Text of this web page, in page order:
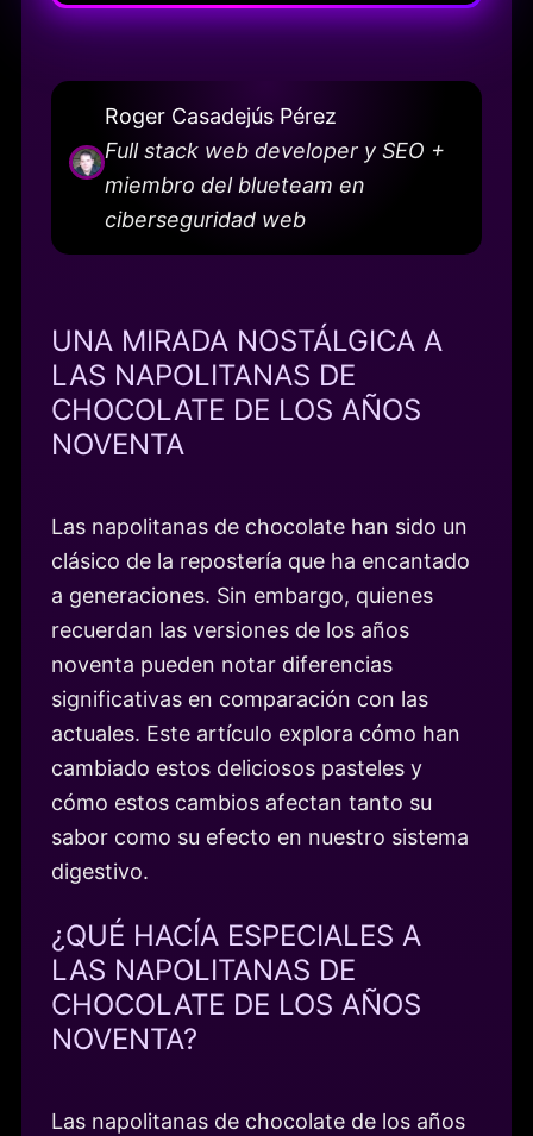
Roger Casadejús Pérez
Full stack web developer y SEO +
miembro del blueteam en
ciberseguridad web
UNA MIRADA NOSTÁLGICA A
LAS NAPOLITANAS DE
CHOCOLATE DE LOS AÑOS
NOVENTA
Las napolitanas de chocolate han sido un
clásico de la repostería que ha encantado
a generaciones. Sin embargo, quienes
recuerdan las versiones de los años
noventa pueden notar diferencias
significativas en comparación con las
actuales. Este artículo explora cómo han
cambiado estos deliciosos pasteles y
cómo estos cambios afectan tanto su
sabor como su efecto en nuestro sistema
digestivo.
¿QUÉ HACÍA ESPECIALES A
LAS NAPOLITANAS DE
CHOCOLATE DE LOS AÑOS
NOVENTA?
Las napolitanas de chocolate de los años